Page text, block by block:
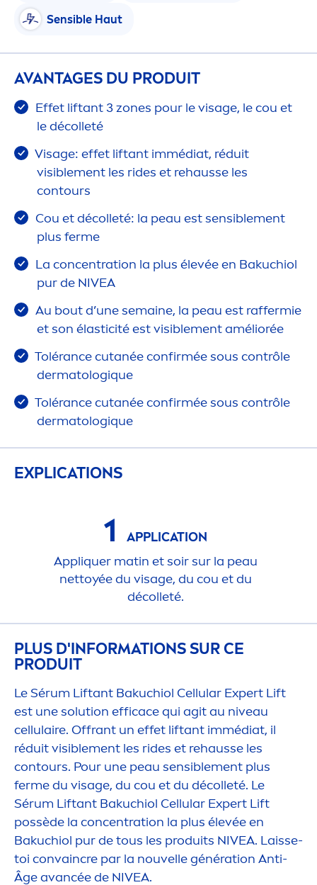
Sensible Haut
AVANTAGES DU PRODUIT
Effet liftant 3 zones pour le visage, le cou et
le décolleté
Visage: effet liftant immédiat, réduit
visiblement les rides et rehausse les
contours
Cou et décolleté: la peau est sensiblement
plus ferme
La concentration la plus élevée en Bakuchiol
pur de NIVEA
Au bout d’une semaine, la peau est raffermie
et son élasticité est visiblement améliorée
Tolérance cutanée confirmée sous contrôle
dermatologique
Tolérance cutanée confirmée sous contrôle
dermatologique
EXPLICATIONS
1
APPLICATION
Appliquer matin et soir sur la peau
nettoyée du visage, du cou et du
décolleté.
PLUS D'INFORMATIONS SUR CE
PRODUIT
Le Sérum Liftant Bakuchiol Cellular Expert Lift
est une solution efficace qui agit au niveau
cellulaire. Offrant un effet liftant immédiat, il
réduit visiblement les rides et rehausse les
contours. Pour une peau sensiblement plus
ferme du visage, du cou et du décolleté. Le
Sérum Liftant Bakuchiol Cellular Expert Lift
possède la concentration la plus élevée en
Bakuchiol pur de tous les produits NIVEA. Laisse-
toi convaincre par la nouvelle génération Anti-
Âge avancée de NIVEA.